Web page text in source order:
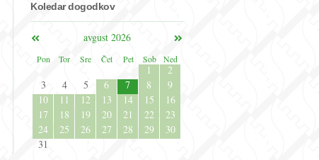
Koledar dogodkov
avgust 2026
Pon
Tor Sre Čet Pet Sob Ned
1
2
3
4 5 6 7 8
9
10
11 12 13 14 15
16
17
18 19 20 21 22
23
24
25 26 27 28 29
30
31